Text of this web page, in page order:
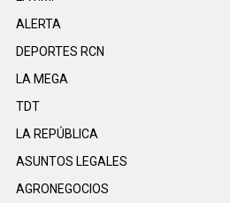
ALERTA
DEPORTES RCN
LA MEGA
TDT
LA REPÚBLICA
ASUNTOS LEGALES
AGRONEGOCIOS